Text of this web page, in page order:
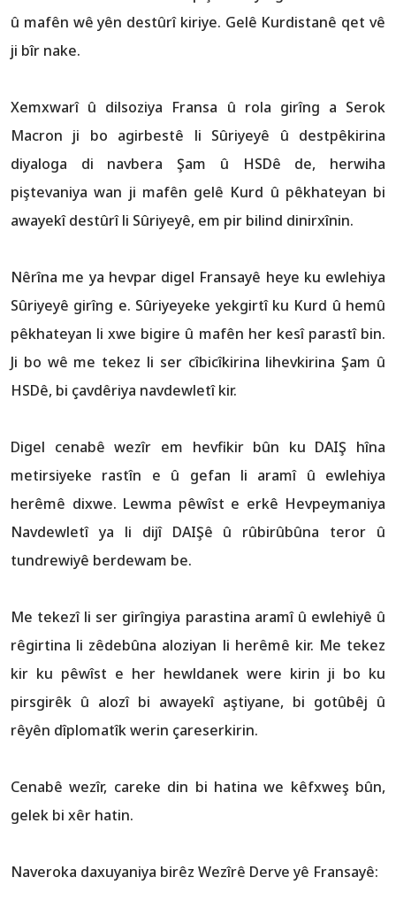
û mafên wê yên destûrî kiriye. Gelê Kurdistanê qet vê
ji bîr nake.
Xemxwarî û dilsoziya Fransa û rola girîng a Serok
Macron ji bo agirbestê li Sûriyeyê û destpêkirina
diyaloga di navbera Şam û HSDê de, herwiha
piştevaniya wan ji mafên gelê Kurd û pêkhateyan bi
awayekî destûrî li Sûriyeyê, em pir bilind dinirxînin.
Nêrîna me ya hevpar digel Fransayê heye ku ewlehiya
Sûriyeyê girîng e. Sûriyeyeke yekgirtî ku Kurd û hemû
pêkhateyan li xwe bigire û mafên her kesî parastî bin.
Ji bo wê me tekez li ser cîbicîkirina lihevkirina Şam û
HSDê, bi çavdêriya navdewletî kir.
Digel cenabê wezîr em hevfikir bûn ku DAIŞ hîna
metirsiyeke rastîn e û gefan li aramî û ewlehiya
herêmê dixwe. Lewma pêwîst e erkê Hevpeymaniya
Navdewletî ya li dijî DAIŞê û rûbirûbûna teror û
tundrewiyê berdewam be.
Me tekezî li ser girîngiya parastina aramî û ewlehiyê û
rêgirtina li zêdebûna aloziyan li herêmê kir. Me tekez
kir ku pêwîst e her hewldanek were kirin ji bo ku
pirsgirêk û alozî bi awayekî aştiyane, bi gotûbêj û
rêyên dîplomatîk werin çareserkirin.
Cenabê wezîr, careke din bi hatina we kêfxweş bûn,
gelek bi xêr hatin.
Naveroka daxuyaniya birêz Wezîrê Derve yê Fransayê: